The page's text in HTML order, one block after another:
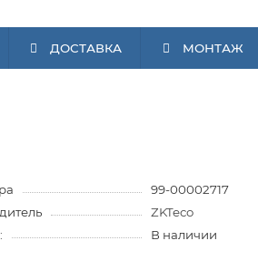
ДОСТАВКА МОНТАЖ
99-00002717
ZKTeco
В наличии